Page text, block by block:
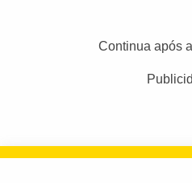
Continua após